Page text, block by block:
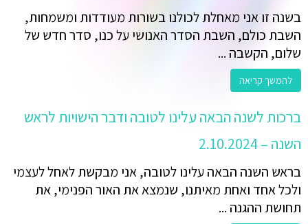
בשנה זו אני מאחלת לכולנו בשורות מעודדות ומשמחות,
השבת כולם, השבת הסדר האנושי על כנו, סדר חדש של
שלום, הקשבה ...
להמשך קריאה
ברכות לשנה הבאה עלינו לטובה ודבר הישויות לראש
השנה – 2.10.2024
בראש השנה הבאה עלינו לטובה, אני מבקשת לאחל לעצמי
ולכל אחד ואחת מאיתנו, שנמצא את האור הפנימי, את
תחושת ההגנה ...